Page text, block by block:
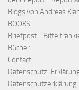
Blogs von Andreas
BOOKS
Briefpost - Bitte
Bücher
Contact
Datenschutz-
Datenschutzerklärung